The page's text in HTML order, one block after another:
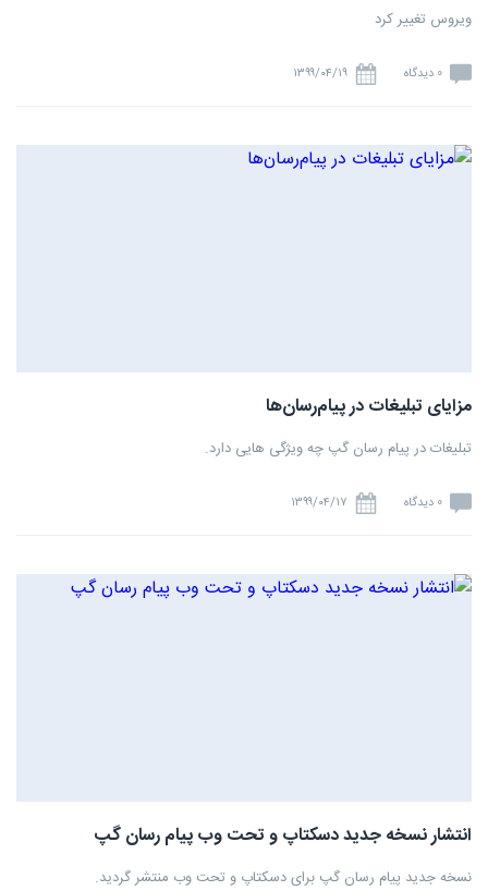
ویروس تغییر کرد
0 دیدگاه ۱۳۹۹/۰۴/۱۹
مزایای تبلیغات در پیام‌رسان‌ها
تبلیغات در پیام رسان گپ چه ویژگی هایی دارد.
0 دیدگاه ۱۳۹۹/۰۴/۱۷
انتشار نسخه جدید دسکتاپ و تحت وب پیام رسان گپ
نسخه جدید پیام رسان گپ برای دسکتاپ و تحت وب منتشر گردید.